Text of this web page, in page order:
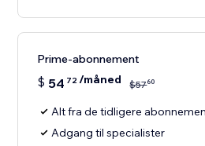
Prime-abonnement
$ 54 72/måned $5760
Alt fra de tidligere
Adgang til specialister